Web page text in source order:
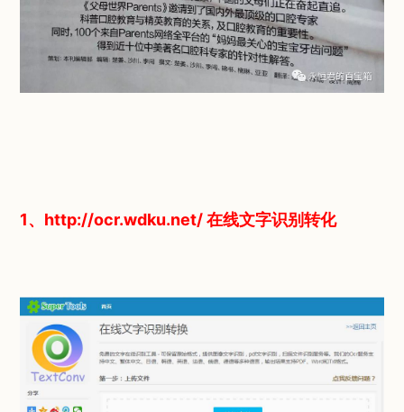
1、http://ocr.wdku.net/ 在线文字识别转化